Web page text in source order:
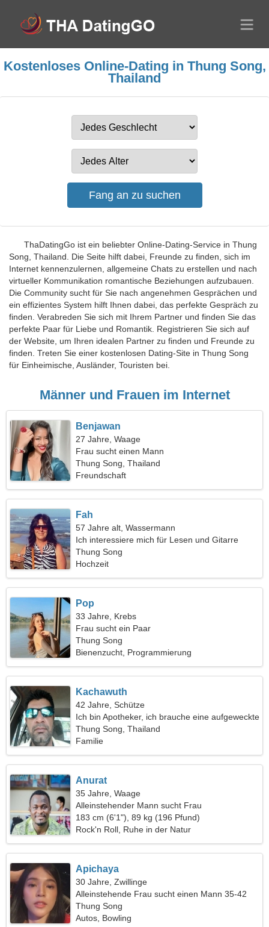
Kostenloses Online-Dating in Thung Song,
Thailand
ThaDatingGo ist ein beliebter Online-Dating-Service in Thung
Song, Thailand. Die Seite hilft dabei, Freunde zu finden, sich im
Internet kennenzulernen, allgemeine Chats zu erstellen und nach
virtueller Kommunikation romantische Beziehungen aufzubauen.
Die Community sucht für Sie nach angenehmen Gesprächen und
ein effizientes System hilft Ihnen dabei, das perfekte Gespräch zu
finden. Verabreden Sie sich mit Ihrem Partner und finden Sie das
perfekte Paar für Liebe und Romantik. Registrieren Sie sich auf
der Website, um Ihren idealen Partner zu finden und Freunde zu
finden. Treten Sie einer kostenlosen Dating-Site in Thung Song
für Einheimische, Ausländer, Touristen bei.
Männer und Frauen im Internet
Benjawan
27 Jahre, Waage
Frau sucht einen Mann
Thung Song, Thailand
Freundschaft
Fah
57 Jahre alt, Wassermann
Ich interessiere mich für Lesen und Gitarre
Thung Song
Hochzeit
Pop
33 Jahre, Krebs
Frau sucht ein Paar
Thung Song
Bienenzucht, Programmierung
Kachawuth
42 Jahre, Schütze
Ich bin Apotheker, ich brauche eine aufgeweckte
Frau
Thung Song, Thailand
Familie
Anurat
35 Jahre, Waage
Alleinstehender Mann sucht Frau
183 cm (6'1"), 89 kg (196 Pfund)
Rock'n Roll, Ruhe in der Natur
Apichaya
30 Jahre, Zwillinge
Alleinstehende Frau sucht einen Mann 35-42
Thung Song
Autos, Bowling